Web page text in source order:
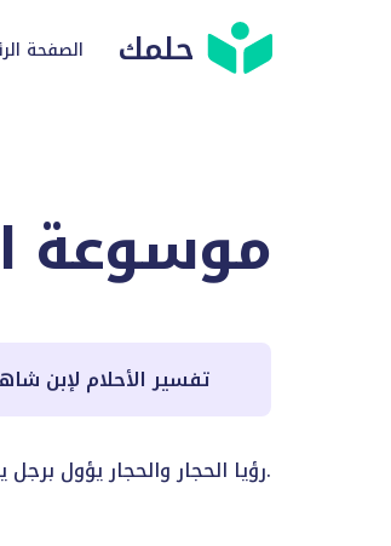
حلمك الصفحة
موسوعة
تفسير الأحلام لإبن
رؤيا الحجار والحجار يؤول برجل يخوض في أمور صعبة ويسرع في أمور رجال كبار، وإن فصل بالعرض فإنه يلقي العداوة ويتم بينهم ويطعن في أحاديثهم.